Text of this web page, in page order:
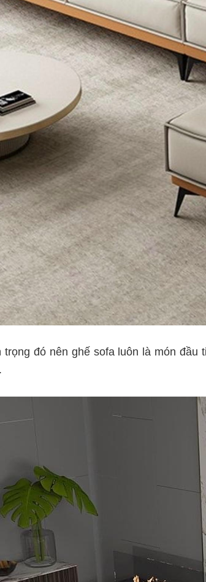
đó nên ghế sofa luôn là món